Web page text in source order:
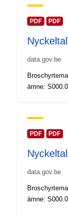
Spatial:
Identifierare:
uriRef:
PDF PDF
data.gov.be
ämne:
PDF PDF
data.gov.be
ämne: